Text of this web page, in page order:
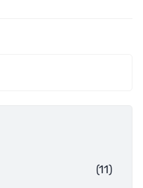
(11)